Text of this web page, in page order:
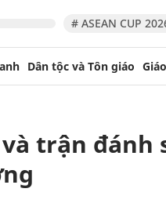
# ASEAN CUP
Dân tộc và Tôn giáo
trận